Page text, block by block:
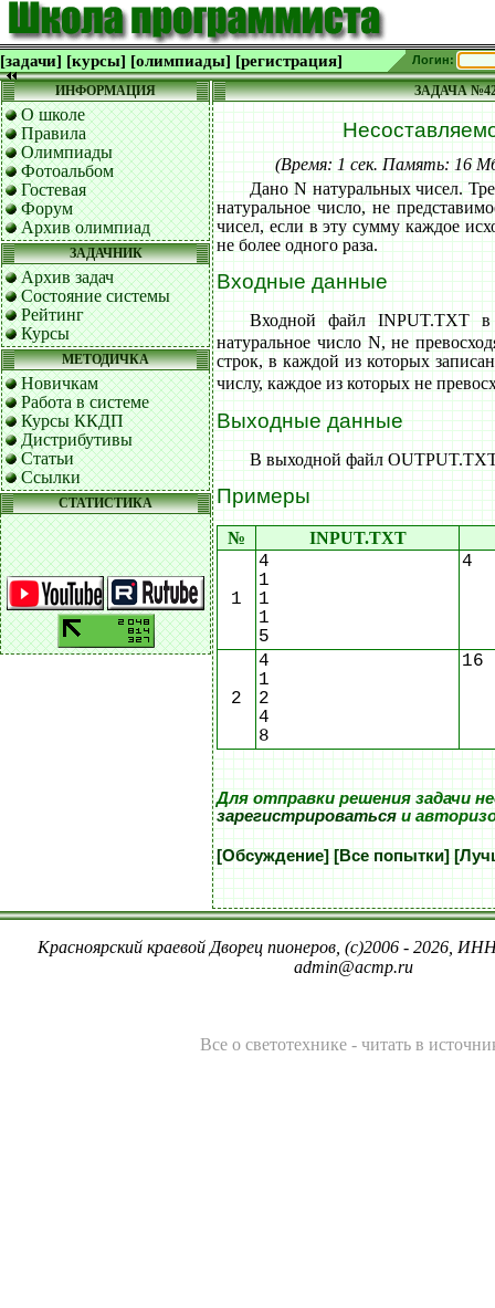
[задачи] [курсы] [олимпиады] [регистрация] Логин:
ИНФОРМАЦИЯ
О школе
Правила
Олимпиады
Фотоальбом
Гостевая
Форум
Архив олимпиад
ЗАДАЧНИК
Архив задач
Состояние системы
Рейтинг
Курсы
МЕТОДИЧКА
Новичкам
Работа в системе
Курсы ККДП
Дистрибутивы
Статьи
Ссылки
СТАТИСТИКА
ЗАДАЧА
(Время: 1 сек. Память: 16
Дано N натуральных чисел.
натуральное число, не
чисел, если в эту сумму каждое
не более одного раза.
Входные данные
Входной файл INPUT.TXT в
натуральное число N, не
строк, в каждой из которых
числу, каждое из которых не
Выходные данные
В выходной файл OUTPUT.TXT
Примеры
№ INPUT.TXT
1
4
1
1
1
5
4
2
4
1
2
4
8
16
Для отправки решения задачи
зарегистрироватьсяи
[Обсуждение] [Все попытки]
Красноярский краевой Дворец пионеров, (c)2006 - 2026,
admin@acmp.ru
Все о светотехнике - читать в